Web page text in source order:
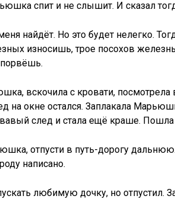
спит и не слышит. И сказал
найдёт. Но это будет нелегко.
износишь, трое посохов
вскочила с кровати, посмотрела
на окне остался. Заплакала
след и стала ещё краше. Пошла
отпусти в путь-дорогу
написано.
любимую дочку, но отпустил.